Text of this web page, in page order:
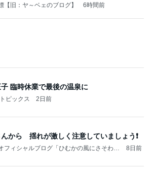
【旧：ヤ～ベェのブログ】 6時間前
臨時休業で最後の温泉に
ピックス 2日前
から 揺れが激しく注意していましょう❗️
フィシャルブログ「ひむかの風にさそわれ
8日前